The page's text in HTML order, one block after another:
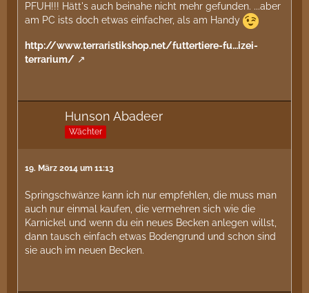
PFUH!!! Hätt's auch beinahe nicht mehr gefunden. ...aber
am PC ists doch etwas einfacher, als am Handy
http://www.terraristikshop.net/futtertiere-fu…izei-
terrarium/
Hunson Abadeer
Wächter
19. März 2014 um 11:13
Springschwänze kann ich nur empfehlen, die muss man
auch nur einmal kaufen, die vermehren sich wie die
Karnickel und wenn du ein neues Becken anlegen willst,
dann tausch einfach etwas Bodengrund und schon sind
sie auch im neuen Becken.